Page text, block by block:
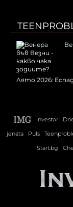
Лято 2026:
Investor
jenata
Puls
Start.bg